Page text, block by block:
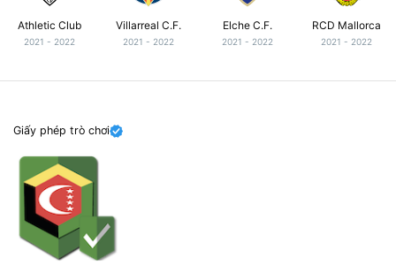
Athletic Club
2021 - 2022
Villarreal C.F.
2021 - 2022
Elche C.F.
2021 - 2022
RCD Mallorca
2021 - 2022
Giấy phép trò chơi